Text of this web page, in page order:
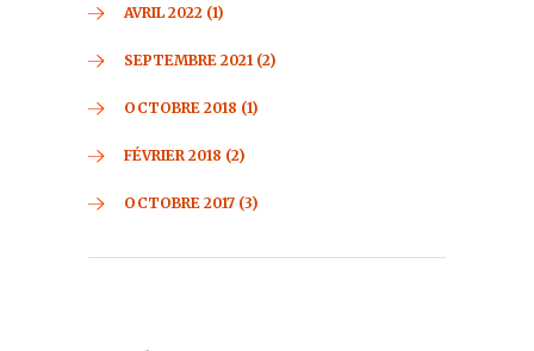
AVRIL 2022 (1)
SEPTEMBRE 2021 (2)
OCTOBRE 2018 (1)
FÉVRIER 2018 (2)
OCTOBRE 2017 (3)